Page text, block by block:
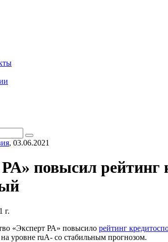
, 03.06.2021
РА» повысил
г.
«Эксперт РА» повысило рейтинг
на уровне ruA- со стабильным прогнозом.